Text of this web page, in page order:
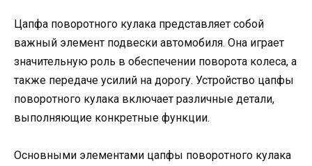
Цапфа поворотного кулака представляет собой
важный элемент подвески автомобиля. Она играет
значительную роль в обеспечении поворота колеса, а
также передаче усилий на дорогу. Устройство цапфы
поворотного кулака включает различные детали,
выполняющие конкретные функции.
Основными элементами цапфы поворотного кулака